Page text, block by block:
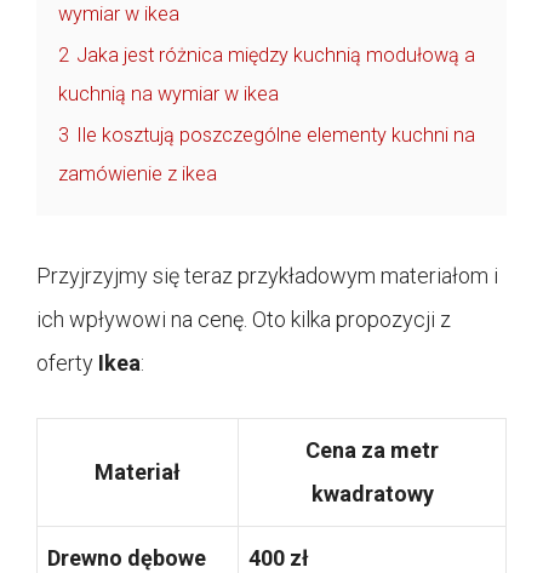
wymiar w ikea
2 Jaka jest różnica między kuchnią modułową a
kuchnią na wymiar w ikea
3 Ile kosztują poszczególne elementy kuchni na
zamówienie z ikea
Przyjrzyjmy się teraz przykładowym materiałom i
ich wpływowi na cenę. Oto kilka propozycji z
oferty Ikea:
Materiał
Cena za metr
kwadratowy
Drewno dębowe 400 zł